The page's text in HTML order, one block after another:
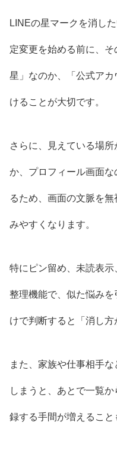
LINEの星マークを消し
定変更を始める前に、
星」なのか、「公式ア
けることが大切です。
さらに、見えている場
か、プロフィール画面
るため、画面の文脈を
みやすくなります。
特にピン留め、未読表
整理機能で、似た悩み
けで判断すると「消し方
また、家族や仕事相手
しまうと、あとで一覧
録する手間が増えること